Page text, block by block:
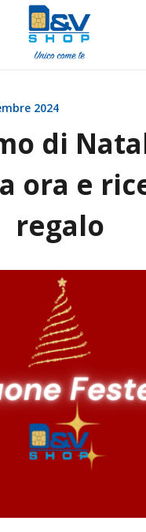
ora e ricevi un
2024
di
ora e
regalo